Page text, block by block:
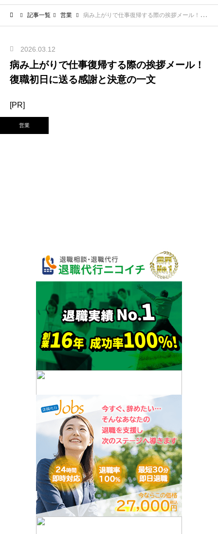
記事一覧 営業 病み上がりで仕事復帰する際の挨拶メール！復職初日に送る感謝と決意の一文
2026.03.12
病み上がりで仕事復帰する際の挨拶メール！
復職初日に送る感謝と決意の一文
[PR]
営業